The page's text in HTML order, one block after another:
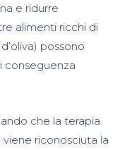
e ridurre
alimenti ricchi di
possono
conseguenza
che la terapia
riconosciuta la